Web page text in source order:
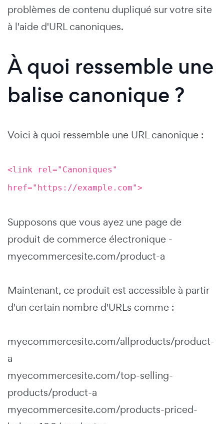
problèmes de contenu dupliqué sur votre site
à l'aide d'URL canoniques.
À quoi ressemble une
balise canonique ?
Voici à quoi ressemble une URL canonique :
<link rel="Canoniques"
href="https://example.com">
Supposons que vous ayez une page de
produit de commerce électronique -
myecommercesite.com/product-a
Maintenant, ce produit est accessible à partir
d'un certain nombre d'URLs comme :
myecommercesite.com/allproducts/product-
a
myecommercesite.com/top-selling-
products/product-a
myecommercesite.com/products-priced-